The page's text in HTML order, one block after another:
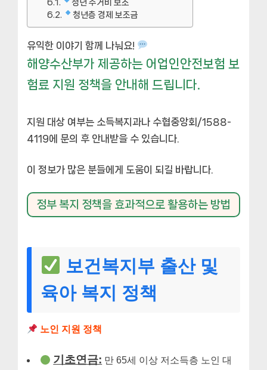
청년 주거비 보조
청년층 경제 보조금
유익한 이야기 함께 나눠요!
해양수산부가 제공하는 어업인안전보험 보
험료 지원 정책을 안내해 드립니다.
지원 대상 여부는 소득복지과나 수협중앙회/1588-
4119에 문의 후 안내받을 수 있습니다.
이 정보가 많은 분들에게 도움이 되길 바랍니다.
정부 복지 정책을 효과적으로 활용하는 방법
보건복지부 출산 및
육아 복지 정책
노인 지원 정책
기초연금: 만 65세 이상 저소득층 노인 대